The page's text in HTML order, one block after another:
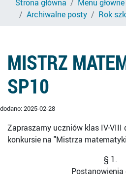
Strona główna Menu głowne
Archiwalne posty
Rok
MISTRZ
SP10
dodano: 2025-02-28
Zapraszamy uczniów klas IV-VIII
konkursie na "Mistrza
§ 1.
Postanowienia